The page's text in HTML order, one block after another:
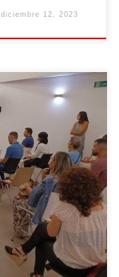
diciembre 12, 2023
es decir, el
inaugural de esta
desde el
y que tiene
Este proyecto[Leer